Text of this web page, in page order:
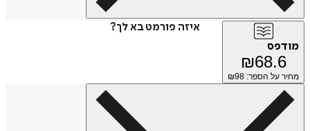
איזה פורמט בא לך?
מודפס
₪68.6
מחיר על הספר: ₪ 98